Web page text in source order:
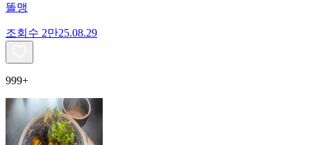
똘맹
조회수 2만25.08.29
999+